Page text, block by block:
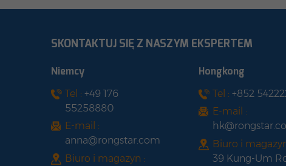
SKONTAKTUJ SIĘ Z NASZYM EKSPERTEM
Niemcy
Tel : +49 176
55258880
E-mail :
anna@rongstar.com
Biuro i magazyn :
Hongkong
Tel :+852
E-mail :
Biuro i
39 Kung-Um